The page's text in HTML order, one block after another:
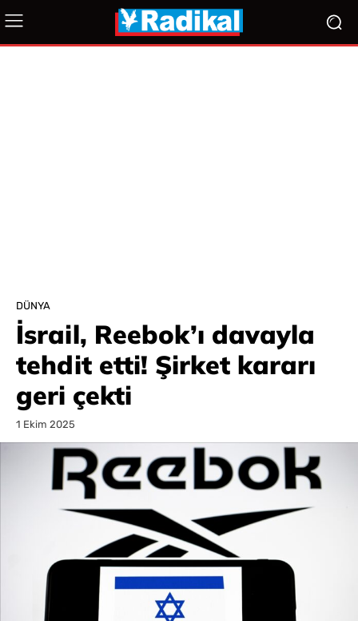
DÜNYA
İsrail, Reebok’ı davayla
tehdit etti! Şirket kararı
geri çekti
1 Ekim 2025